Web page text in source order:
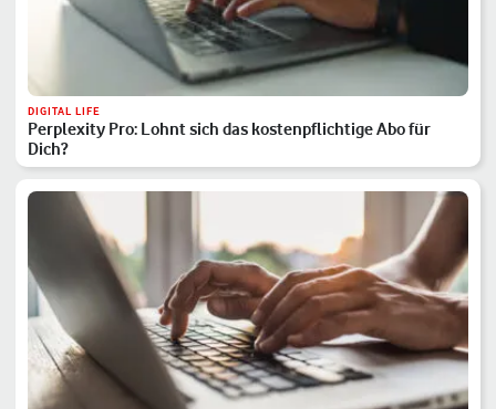
DIGITAL LIFE
Perplexity Pro: Lohnt sich das kostenpflichtige Abo für
Dich?